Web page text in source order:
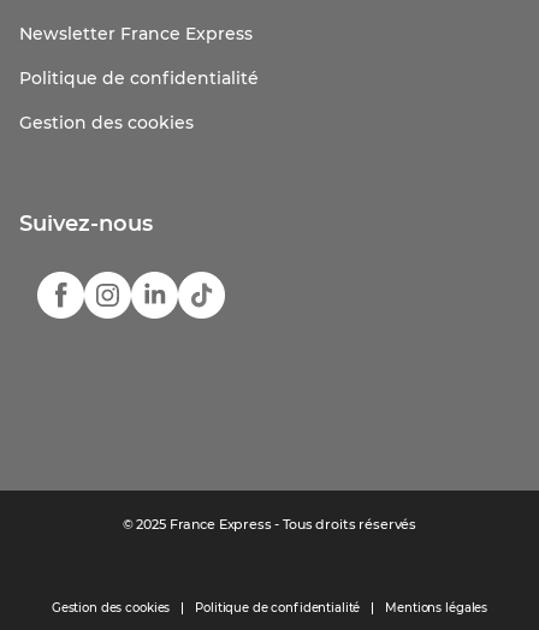
Newsletter France Express
Politique de confidentialité
Gestion des cookies
Suivez-nous
© 2025 France Express - Tous droits réservés
Gestion des cookies Politique de confidentialité Mentions légales